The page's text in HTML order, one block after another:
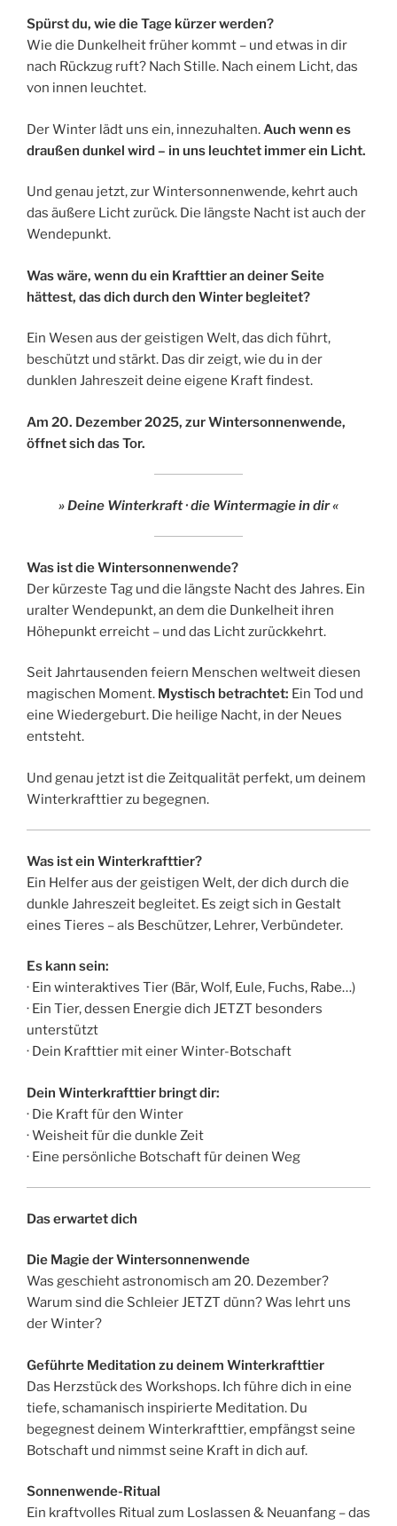
Spürst du, wie die Tage kürzer werden?
Wie die Dunkelheit früher kommt – und etwas in dir
nach Rückzug ruft? Nach Stille. Nach einem Licht, das
von innen leuchtet.
Der Winter lädt uns ein, innezuhalten. Auch wenn es
draußen dunkel wird – in uns leuchtet immer ein Licht.
Und genau jetzt, zur Wintersonnenwende, kehrt auch
das äußere Licht zurück. Die längste Nacht ist auch der
Wendepunkt.
Was wäre, wenn du ein Krafttier an deiner Seite
hättest, das dich durch den Winter begleitet?
Ein Wesen aus der geistigen Welt, das dich führt,
beschützt und stärkt. Das dir zeigt, wie du in der
dunklen Jahreszeit deine eigene Kraft findest.
Am 20. Dezember 2025, zur Wintersonnenwende,
öffnet sich das Tor.
» Deine Winterkraft · die Wintermagie in dir «
Was ist die Wintersonnenwende?
Der kürzeste Tag und die längste Nacht des Jahres. Ein
uralter Wendepunkt, an dem die Dunkelheit ihren
Höhepunkt erreicht – und das Licht zurückkehrt.
Seit Jahrtausenden feiern Menschen weltweit diesen
magischen Moment. Mystisch betrachtet: Ein Tod und
eine Wiedergeburt. Die heilige Nacht, in der Neues
entsteht.
Und genau jetzt ist die Zeitqualität perfekt, um deinem
Winterkrafttier zu begegnen.
Was ist ein Winterkrafttier?
Ein Helfer aus der geistigen Welt, der dich durch die
dunkle Jahreszeit begleitet. Es zeigt sich in Gestalt
eines Tieres – als Beschützer, Lehrer, Verbündeter.
Es kann sein:
· Ein winteraktives Tier (Bär, Wolf, Eule, Fuchs, Rabe…)
· Ein Tier, dessen Energie dich JETZT besonders
unterstützt
· Dein Krafttier mit einer Winter-Botschaft
Dein Winterkrafttier bringt dir:
· Die Kraft für den Winter
· Weisheit für die dunkle Zeit
· Eine persönliche Botschaft für deinen Weg
Das erwartet dich
Die Magie der Wintersonnenwende
Was geschieht astronomisch am 20. Dezember?
Warum sind die Schleier JETZT dünn? Was lehrt uns
der Winter?
Geführte Meditation zu deinem Winterkrafttier
Das Herzstück des Workshops. Ich führe dich in eine
tiefe, schamanisch inspirierte Meditation. Du
begegnest deinem Winterkrafttier, empfängst seine
Botschaft und nimmst seine Kraft in dich auf.
Sonnenwende-Ritual
Ein kraftvolles Ritual zum Loslassen & Neuanfang – das